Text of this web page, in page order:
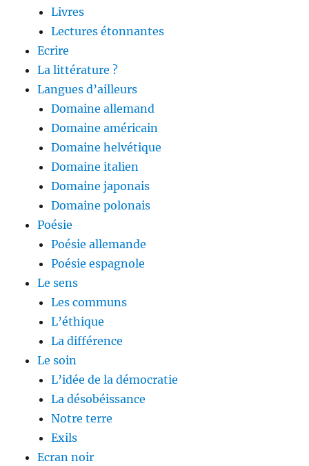
Livres
Lectures étonnantes
Ecrire
La littérature ?
Langues d’ailleurs
Domaine allemand
Domaine américain
Domaine helvétique
Domaine italien
Domaine japonais
Domaine polonais
Poésie
Poésie allemande
Poésie espagnole
Le sens
Les communs
L’éthique
La différence
Le soin
L’idée de la démocratie
La désobéissance
Notre terre
Exils
Ecran noir